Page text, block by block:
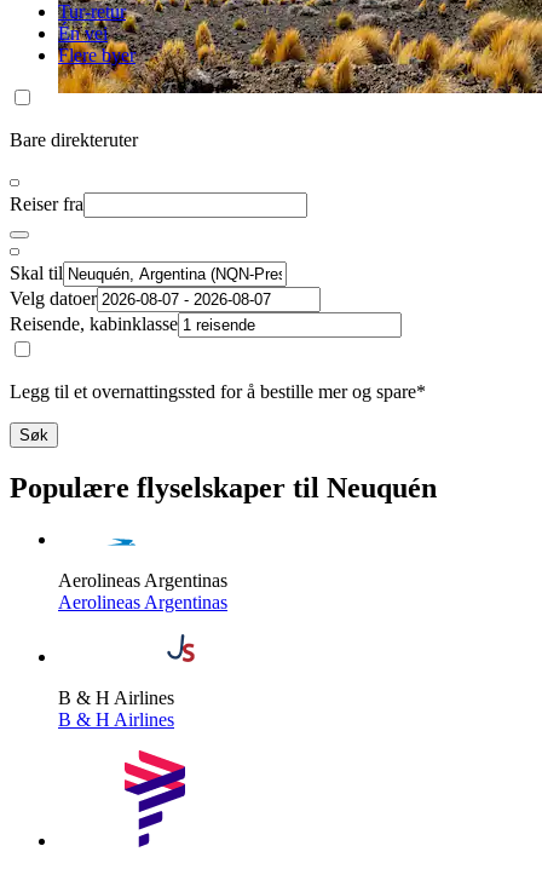
Tur-retur
Én vei
Flere byer
Bare direkteruter
Reiser fra
Skal til
Velg datoer
Reisende, kabinklasse
Legg til et overnattingssted for å bestille mer og spare*
Søk
Populære flyselskaper til Neuquén
Aerolineas Argentinas
Aerolineas Argentinas
B & H Airlines
B & H Airlines